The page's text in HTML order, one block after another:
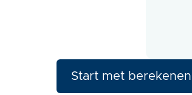
Start met berekenen